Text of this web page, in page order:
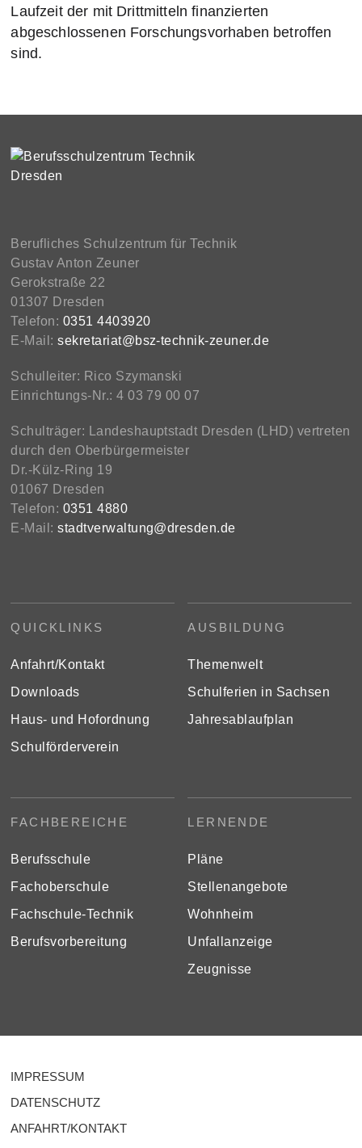
Laufzeit der mit Drittmitteln finanzierten
abgeschlossenen Forschungsvorhaben betroffen
sind.
Berufliches Schulzentrum für Technik
Gustav Anton Zeuner
Gerokstraße 22
01307 Dresden
Telefon: 0351 4403920
E-Mail:sekretariat@bsz-technik-zeuner.de
Schulleiter: Rico Szymanski
Einrichtungs-Nr.: 4 03 79 00 07
Schulträger: Landeshauptstadt Dresden (LHD) vertreten
durch den Oberbürgermeister
Dr.-Külz-Ring 19
01067 Dresden
Telefon: 0351 4880
E-Mail:stadtverwaltung@dresden.de
QUICKLINKS
Anfahrt/Kontakt
Downloads
Haus- und Hofordnung
Schulförderverein
AUSBILDUNG
Themenwelt
Schulferien in Sachsen
Jahresablaufplan
FACHBEREICHE
Berufsschule
Fachoberschule
Fachschule-Technik
Berufsvorbereitung
LERNENDE
Pläne
Stellenangebote
Wohnheim
Unfallanzeige
Zeugnisse
IMPRESSUM
DATENSCHUTZ
ANFAHRT/KONTAKT